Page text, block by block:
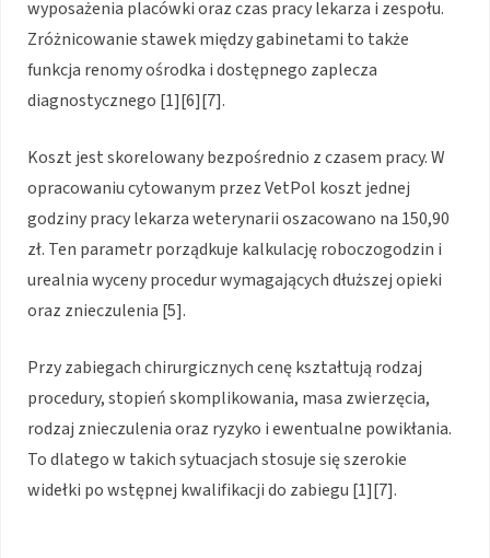
wyposażenia placówki oraz czas pracy lekarza i zespołu.
Zróżnicowanie stawek między gabinetami to także
funkcja renomy ośrodka i dostępnego zaplecza
diagnostycznego [1][6][7].
Koszt jest skorelowany bezpośrednio z czasem pracy. W
opracowaniu cytowanym przez VetPol koszt jednej
godziny pracy lekarza weterynarii oszacowano na 150,90
zł. Ten parametr porządkuje kalkulację roboczogodzin i
urealnia wyceny procedur wymagających dłuższej opieki
oraz znieczulenia [5].
Przy zabiegach chirurgicznych cenę kształtują rodzaj
procedury, stopień skomplikowania, masa zwierzęcia,
rodzaj znieczulenia oraz ryzyko i ewentualne powikłania.
To dlatego w takich sytuacjach stosuje się szerokie
widełki po wstępnej kwalifikacji do zabiegu [1][7].